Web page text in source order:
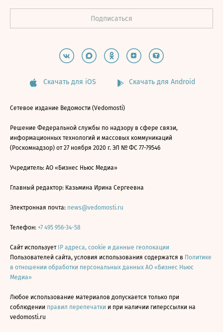
Скачать для iOS Скачать для Android
Сетевое издание Ведомости (Vedomosti)
Решение Федеральной службы по надзору в сфере связи,
информационных технологий и массовых коммуникаций
(Роскомнадзор) от 27 ноября 2020 г. ЭЛ № ФС 77-79546
Учредитель: АО «Бизнес Ньюс Медиа»
Главный редактор: Казьмина Ирина Сергеевна
Электронная почта: news@vedomosti.ru
Телефон: +7 495 956-34-58
Сайт использует IP адреса, cookie и данные геолокации
Пользователей сайта, условия использования содержатся в Политике
в отношении обработки персональных данных АО «Бизнес Ньюс
Медиа»
Любое использование материалов допускается только при
соблюдении правил перепечатки и при наличии гиперссылки на
vedomosti.ru